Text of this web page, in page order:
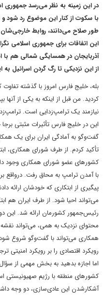
در این زمینه به نظر می‌رسد
با سکوت از کنار این موضوع رد شود
طور صلاح می‌دانند، روابط خارجی‌شان
این اتفاقات برای جمهوری اسلامی
آذربایجان در همسایگی شمالی هم با
از این نزدیکی تا رگ گردن اسرائیل
بله، خلیج فارس امروز با گذشته
کردید. من قبل از اینکه به یکی از آنها
نیازمند یک ترامپ‌زدایی است.
این در خلیج فارس تأثیرات مثبتی
گفت‌وگو به آمادگی ایران برای یک
تأکید کردم. از طرف شورای همکاری،
کشورهای عضو شورای همکاری وجود
با آمدن ترامپ به محاق رفت. درواقع
پیگیری از ابتکاری که خودشان ارائه
می‌تواند احیا شود. از طرف ایران هم
رئیس‌جمهور کشورمان ارائه شد. این
محتوای نزدیک به همی، می‌تواند
همکاری می‌تواند با گفت‌وگو شروع
رویکرد اقتصادی را بر رویکرد امنیتی
اما اجازه بدهید به بخش مهمی از
کشورهای منطقه با رژیم صهیونیستی
آشکارشدن این عادی‌سازی، دو وجه